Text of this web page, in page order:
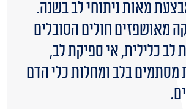
מאות ניתוחי לב בשנה.
מאושפזים חולים הסובלים
לב כלילית, אי ספיקת לב,
מסתמים בלב ומחלות כלי הדם